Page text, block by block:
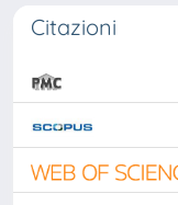
Citazioni